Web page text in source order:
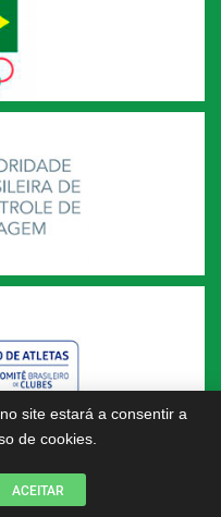
site estará a consentir a
de cookies.
ACEITAR